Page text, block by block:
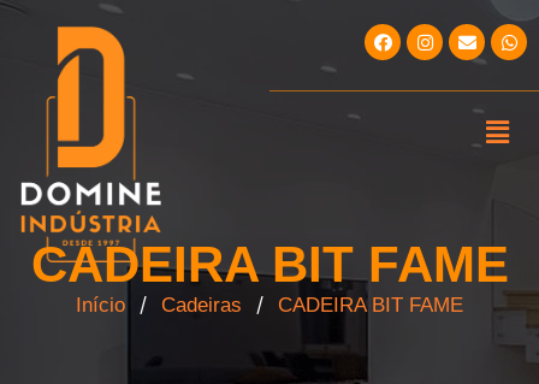
CADEIRA BIT FAME
Início / Cadeiras / CADEIRA BIT FAME